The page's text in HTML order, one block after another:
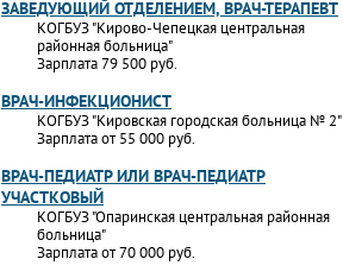
ЗАВЕДУЮЩИЙ ОТДЕЛЕНИЕМ, ВРАЧ-ТЕРАПЕВТ
КОГБУЗ "Кирово-Чепецкая центральная
районная больница"
Зарплата 79 500 руб.
ВРАЧ-ИНФЕКЦИОНИСТ
КОГБУЗ "Кировская городская больница № 2"
Зарплата от 55 000 руб.
ВРАЧ-ПЕДИАТР ИЛИ ВРАЧ-ПЕДИАТР
УЧАСТКОВЫЙ
КОГБУЗ "Опаринская центральная районная
больница"
Зарплата от 70 000 руб.